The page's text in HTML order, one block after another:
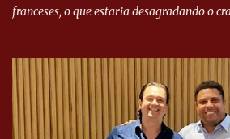
franceses, o que estaria desagradando o
Neymar Pai nega